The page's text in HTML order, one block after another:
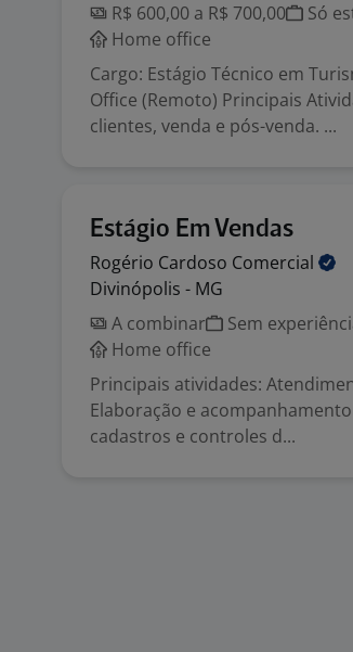
R$ 600,00 a R$ 700,00
Só
Home office
Cargo: Estágio Técnico em
Office (Remoto) Principais
clientes, venda e pós-venda. ...
Estágio Em Vendas
Rogério Cardoso Comercial
Divinópolis - MG
A combinar
Sem
Home office
Principais atividades:
Elaboração e
cadastros e controles d...